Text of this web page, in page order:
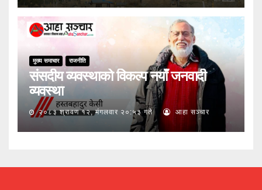
मुख्य समाचार राजनीति
संसदीय व्यवस्थाको विकल्प नयाँ जनवादी
व्यवस्था
२०८३ श्रावण १२, मंगलवार २०:५३ गते आहा सञ्चार